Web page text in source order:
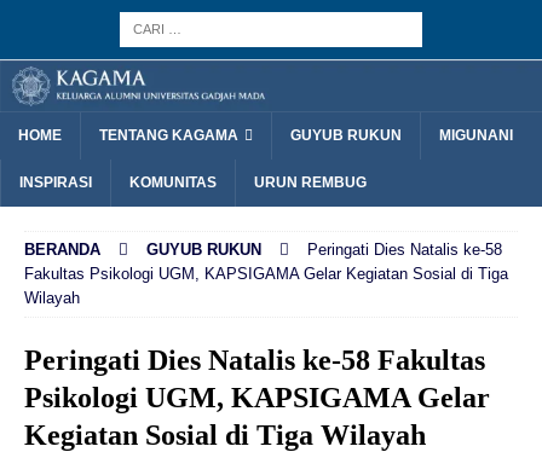
HOME TENTANG KAGAMA GUYUB RUKUN MIGUNANI
INSPIRASI KOMUNITAS URUN REMBUG
BERANDA GUYUB RUKUN
Peringati Dies Natalis ke-58
Fakultas Psikologi UGM, KAPSIGAMA Gelar Kegiatan Sosial di Tiga
Wilayah
Peringati Dies Natalis ke-58 Fakultas
Psikologi UGM, KAPSIGAMA Gelar
Kegiatan Sosial di Tiga Wilayah